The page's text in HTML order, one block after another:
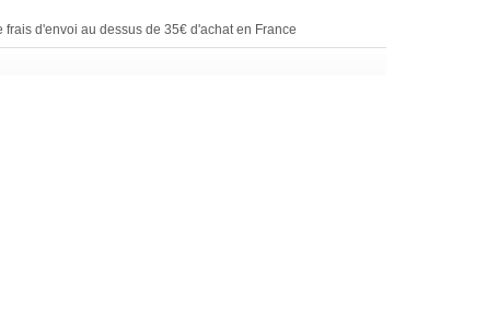
frais d'envoi au dessus de 35€ d'achat en France